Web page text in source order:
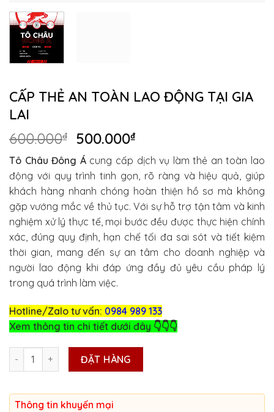
CẤP THẺ AN TOÀN LAO ĐỘNG TẠI GIA
LAI
600.000₫
Giá
gốc
là:
600.000₫.
500.000₫Giá
hiện
tại
là:
500.000₫.
Tô Châu Đông Ácung cấp dịch vụ làm thẻ an toàn lao
động với quy trình tinh gọn, rõ ràng và hiệu quả, giúp
khách hàng nhanh chóng hoàn thiện hồ sơ mà không
gặp vướng mắc về thủ tục. Với sự hỗ trợ tận tâm và kinh
nghiệm xử lý thực tế, mọi bước đều được thực hiện chính
xác, đúng quy định, hạn chế tối đa sai sót và tiết kiệm
thời gian, mang đến sự an tâm cho doanh nghiệp và
người lao động khi đáp ứng đầy đủ yêu cầu pháp lý
trong quá trình làm việc.
Hotline/Zalo tư vấn: 0984 989 133
Xem thông tin chi tiết dưới đây 👇👇👇
CẤP THẺ AN TOÀN LAO ĐỘNG TẠI GIA LAI số lượng
ĐẶT HÀNG
Thông tin khuyến mại